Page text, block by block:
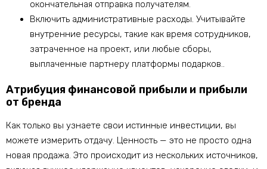
окончательная отправка получателям.
Включить административные расходы. Учитывайте
внутренние ресурсы, такие как время сотрудников,
затраченное на проект, или любые сборы,
выплаченные партнеру платформы подарков..
Атрибуция финансовой прибыли и прибыли
от бренда
Как только вы узнаете свои истинные инвестиции, вы
можете измерить отдачу. Ценность — это не просто одна
новая продажа. Это происходит из нескольких источников,